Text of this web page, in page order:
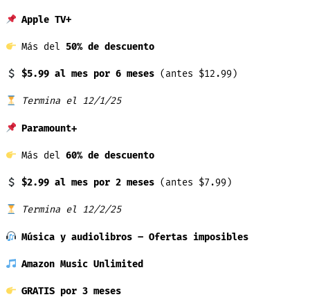
Apple TV+
Más del50% de descuento
$5.99 al mes por 6 meses (antes $12.99)
Termina el 12/1/25
Paramount+
Más del60% de descuento
$2.99 al mes por 2 meses (antes $7.99)
Termina el 12/2/25
Música y audiolibros – Ofertas imposibles
Amazon Music Unlimited
GRATIS por 3 meses